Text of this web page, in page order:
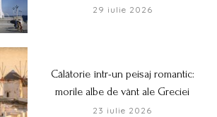
29 iulie 2026
Călătorie într-un peisaj romantic:
morile albe de vânt ale Greciei
23 iulie 2026